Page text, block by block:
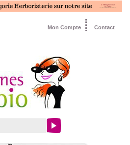
Contact
Mon Compte